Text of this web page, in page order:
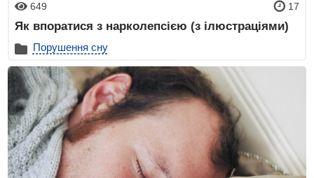
649 17
Як впоратися з нарколепсією (з ілюстраціями)
Порушення сну